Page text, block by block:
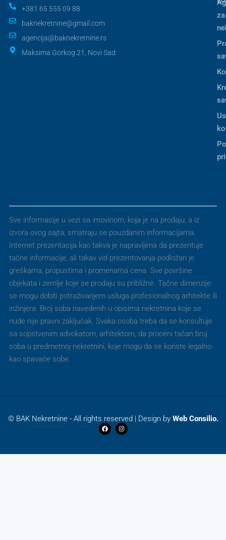
+381 65 555 09 88
baknekretnine@gmail.com
agencija@baknekretnine.rs
Maksima Gorkog 21, Novi Sad
za
Sve informacije u vezi sa imovinom, koja je na prodaju, a iz
izvora ovog sajta, smatraju se pouzdanim informacijama.
Internet prezentacija kao takva je napravljena da prezentuje
tačne informacije, ali takav vid prezentovanja podložan je
greškama, propustima i promenama cena. Sve površine
objekata i zemlje koje se prodaju su približne. Tačne dimenzije
se mogu dobiti potraživanjem usluga profesionalnog arhitekte ili
inžinjera. Broj soba navedenih u opisima nekretnina koje se
nude nije pravni zaključak. Svaka osoba treba da se konsultuje
sa sopstvenim advokatom, arhitektom, da proceni tačan broj
soba u predmetnoj nekretnini, koje mogu da se koriste legalno
kao spavaće sobe.
© BAK Nekretnine - All rights reserved | Design by Web Consilio.